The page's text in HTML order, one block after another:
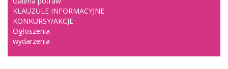
KLAUZULE INFORMACYJNE
KONKURSY/AKCJE
Ogłoszenia
wydarzenia